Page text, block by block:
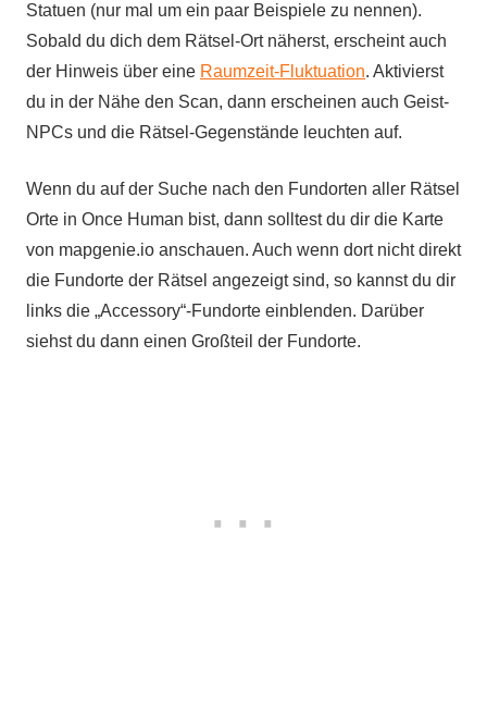
Statuen (nur mal um ein paar Beispiele zu nennen).
Sobald du dich dem Rätsel-Ort näherst, erscheint auch
der Hinweis über eine Raumzeit-Fluktuation. Aktivierst
du in der Nähe den Scan, dann erscheinen auch Geist-
NPCs und die Rätsel-Gegenstände leuchten auf.
Wenn du auf der Suche nach den Fundorten aller Rätsel
Orte in Once Human bist, dann solltest du dir die Karte
von mapgenie.io anschauen. Auch wenn dort nicht direkt
die Fundorte der Rätsel angezeigt sind, so kannst du dir
links die „Accessory“-Fundorte einblenden. Darüber
siehst du dann einen Großteil der Fundorte.